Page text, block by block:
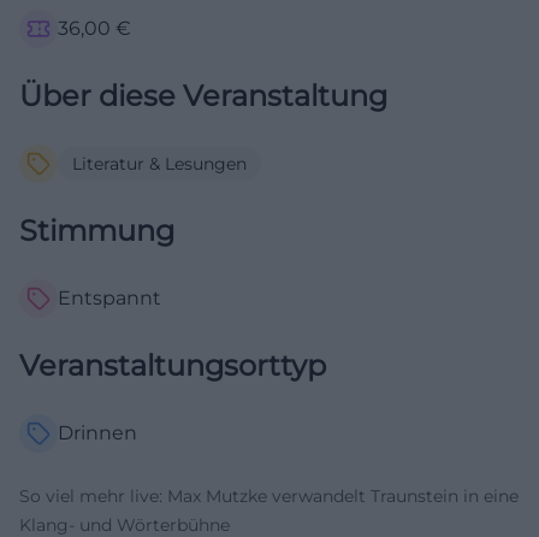
36,00 €
Über diese Veranstaltung
Literatur & Lesungen
Stimmung
Entspannt
Veranstaltungsorttyp
Drinnen
So viel mehr live: Max Mutzke verwandelt Traunstein in eine
Klang- und Wörterbühne